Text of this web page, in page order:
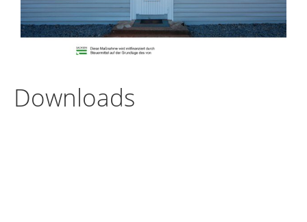
Downloads